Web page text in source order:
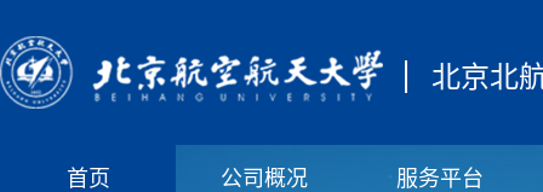
北京北
首页 公司概况 服务平台